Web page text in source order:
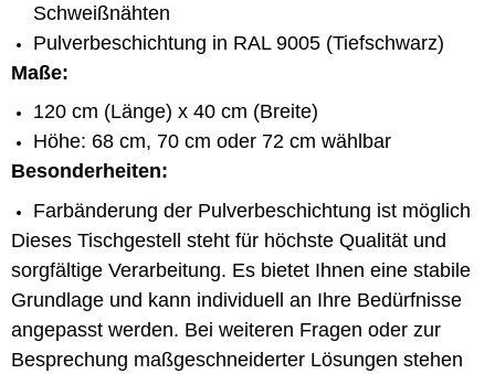
Schweißnähten
Pulverbeschichtung in RAL 9005 (Tiefschwarz)
Maße:
120 cm (Länge) x 40 cm (Breite)
Höhe: 68 cm, 70 cm oder 72 cm wählbar
Besonderheiten:
Farbänderung der Pulverbeschichtung ist möglich
Dieses Tischgestell steht für höchste Qualität und
sorgfältige Verarbeitung. Es bietet Ihnen eine stabile
Grundlage und kann individuell an Ihre Bedürfnisse
angepasst werden. Bei weiteren Fragen oder zur
Besprechung maßgeschneiderter Lösungen stehen